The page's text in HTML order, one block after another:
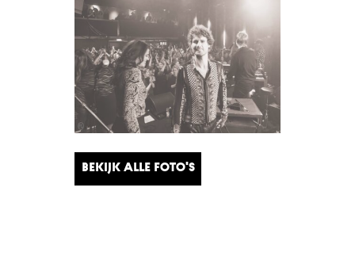
Bekijk alle foto's